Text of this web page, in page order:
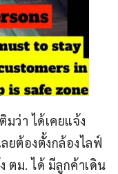
มว่า ได้เคยแจ้ง
ยต้องตั้งกล้องไลฟ์
ตม. ได้ มีลูกค้าเดิน